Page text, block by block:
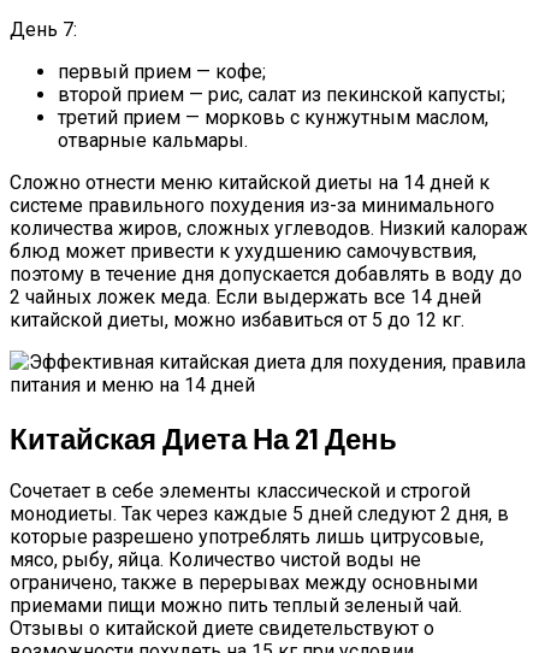
День 7:
первый прием — кофе;
второй прием — рис, салат из пекинской капусты;
третий прием — морковь с кунжутным маслом,
отварные кальмары.
Сложно отнести меню китайской диеты на 14 дней к
системе правильного похудения из-за минимального
количества жиров, сложных углеводов. Низкий калораж
блюд может привести к ухудшению самочувствия,
поэтому в течение дня допускается добавлять в воду до
2 чайных ложек меда. Если выдержать все 14 дней
китайской диеты, можно избавиться от 5 до 12 кг.
Китайская Диета На 21 День
Сочетает в себе элементы классической и строгой
монодиеты. Так через каждые 5 дней следуют 2 дня, в
которые разрешено употреблять лишь цитрусовые,
мясо, рыбу, яйца. Количество чистой воды не
ограничено, также в перерывах между основными
приемами пищи можно пить теплый зеленый чай.
Отзывы о китайской диете свидетельствуют о